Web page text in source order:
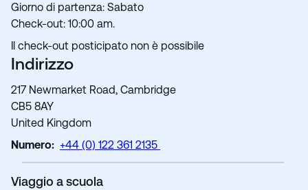
Giorno di partenza: Sabato
Check-out: 10:00 am.
Il check-out posticipato non è possibile
Indirizzo
217 Newmarket Road, Cambridge
CB5 8AY
United Kingdom
Numero: +44 (0) 122 361 2135
Viaggio a scuola